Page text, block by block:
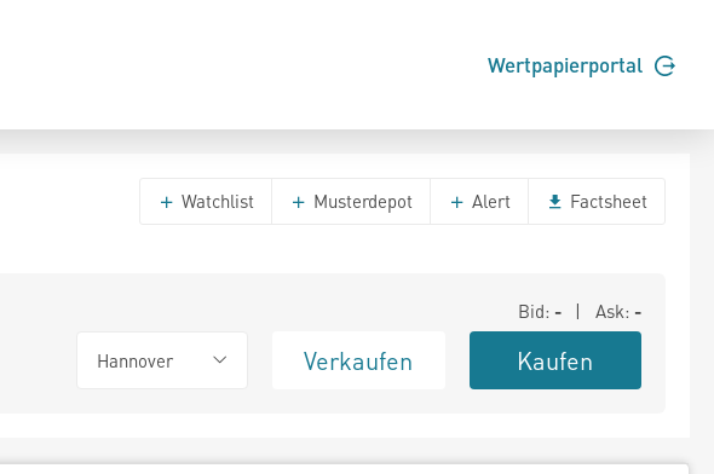
Wertpapierportal
Watchlist Musterdepot Alert Factsheet
Bid: - | Ask: -
Hannover Verkaufen Kaufen